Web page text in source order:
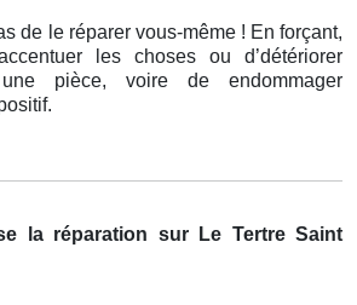
de le réparer vous-même ! En forçant,
les choses ou d’détériorer
une pièce, voire de endommager
la réparation sur Le Tertre Saint